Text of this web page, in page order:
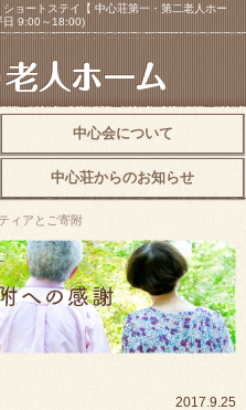
ョートステイ【 中心荘第一・第二老人ホー
日 9:00～18:00)
中心会について
中心荘からのお知らせ
ィアとご寄附
2017.9.25